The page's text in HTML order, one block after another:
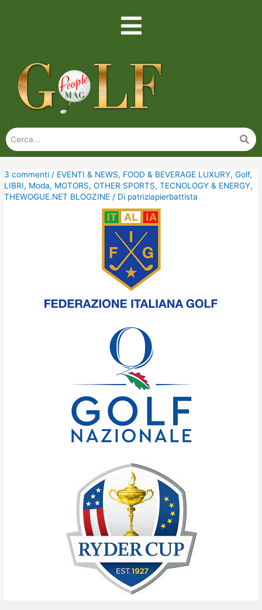
3 commenti / EVENTI & NEWS, FOOD & BEVERAGE LUXURY,Golf,
LIBRI, Moda, MOTORS,OTHER SPORTS,TECNOLOGY & ENERGY,
THEWOGUE.NET BLOGZINE / Di patriziapierbattista